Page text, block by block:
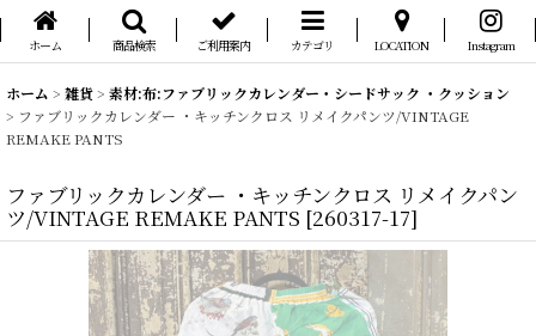
ホーム 商品検索 ご利用案内 カテゴリ LOCATION Instagram
ホーム > 雑貨> 素材:布:ファブリックカレンダー・シードサック ・クッション
> ファブリックカレンダー ・キッチンクロス リメイクパンツ/VINTAGE
REMAKE PANTS
ファブリックカレンダー ・キッチンクロス リメイクパン
ツ/VINTAGE REMAKE PANTS [260317-17]